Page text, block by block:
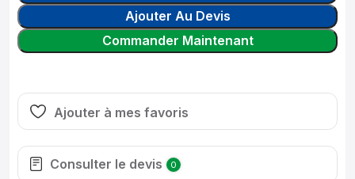
Ajouter Au Devis
Commander Maintenant
Ajouter à mes favoris
Consulter le devis 0